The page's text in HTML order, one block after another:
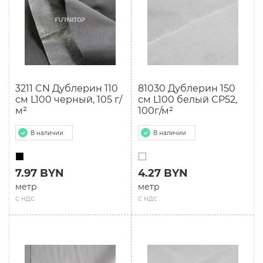
3211 CN Дублерин 110
см L100 черный, 105 г/
м²
В наличии
с ндс
7.97 BYN
метр
81030 Дублерин 150
см L100 белый CP52,
100г/м²
В наличии
с ндс
4.27 BYN
метр